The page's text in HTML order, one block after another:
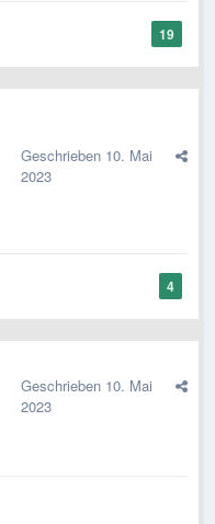
19
Geschrieben 10. Mai
2023
4
Geschrieben 10. Mai
2023